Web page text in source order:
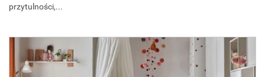
przytulności,...